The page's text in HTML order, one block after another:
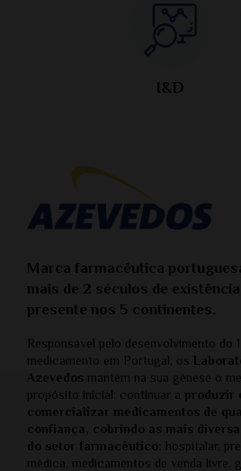
I&D
Marca farmacêutica
mais de 2 séculos de
presente nos 5 continentes.
Responsável pelo desenvolvimento do 1º
medicamento em Portugal, os
Azevedos mantêm na sua génese o
propósito inicial: continuar aproduzir
comercializar medicamentos de
confiança, cobrindo as mais
do setor farmacêutico: hospitalar,
médica, medicamentos de venda livre,